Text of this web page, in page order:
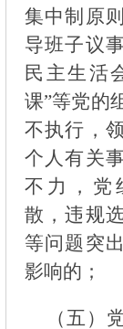
集中制原
导班子议
民主生活
课”等党的
不执行，
个人有关
不力，党
散，违规
等问题突
影响的；
（五）